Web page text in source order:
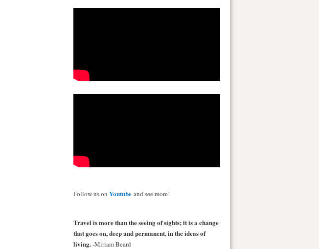
Follow us on Youtube and see more!
Travel is more than the seeing of sights; it is a change
that goes on, deep and permanent, in the ideas of
living.-Miriam Beard